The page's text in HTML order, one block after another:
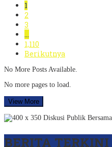
1
2
3
…
1,110
Berikutnya
No More Posts Available.
No more pages to load.
View More
BERITA TERKINI